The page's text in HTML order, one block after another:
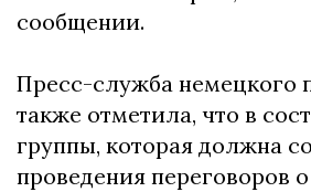
сообщении.
Пресс-служба немецкого
также отметила, что в
группы, которая должна
проведения переговоров